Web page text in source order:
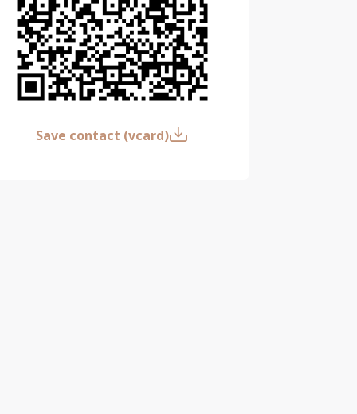
Save contact (vcard)